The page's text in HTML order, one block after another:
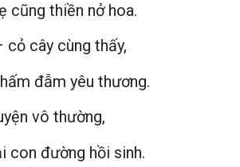
cũng thiền nở hoa.
cây cùng thấy,
đẫm yêu thương.
vô thường,
con đường hồi sinh.